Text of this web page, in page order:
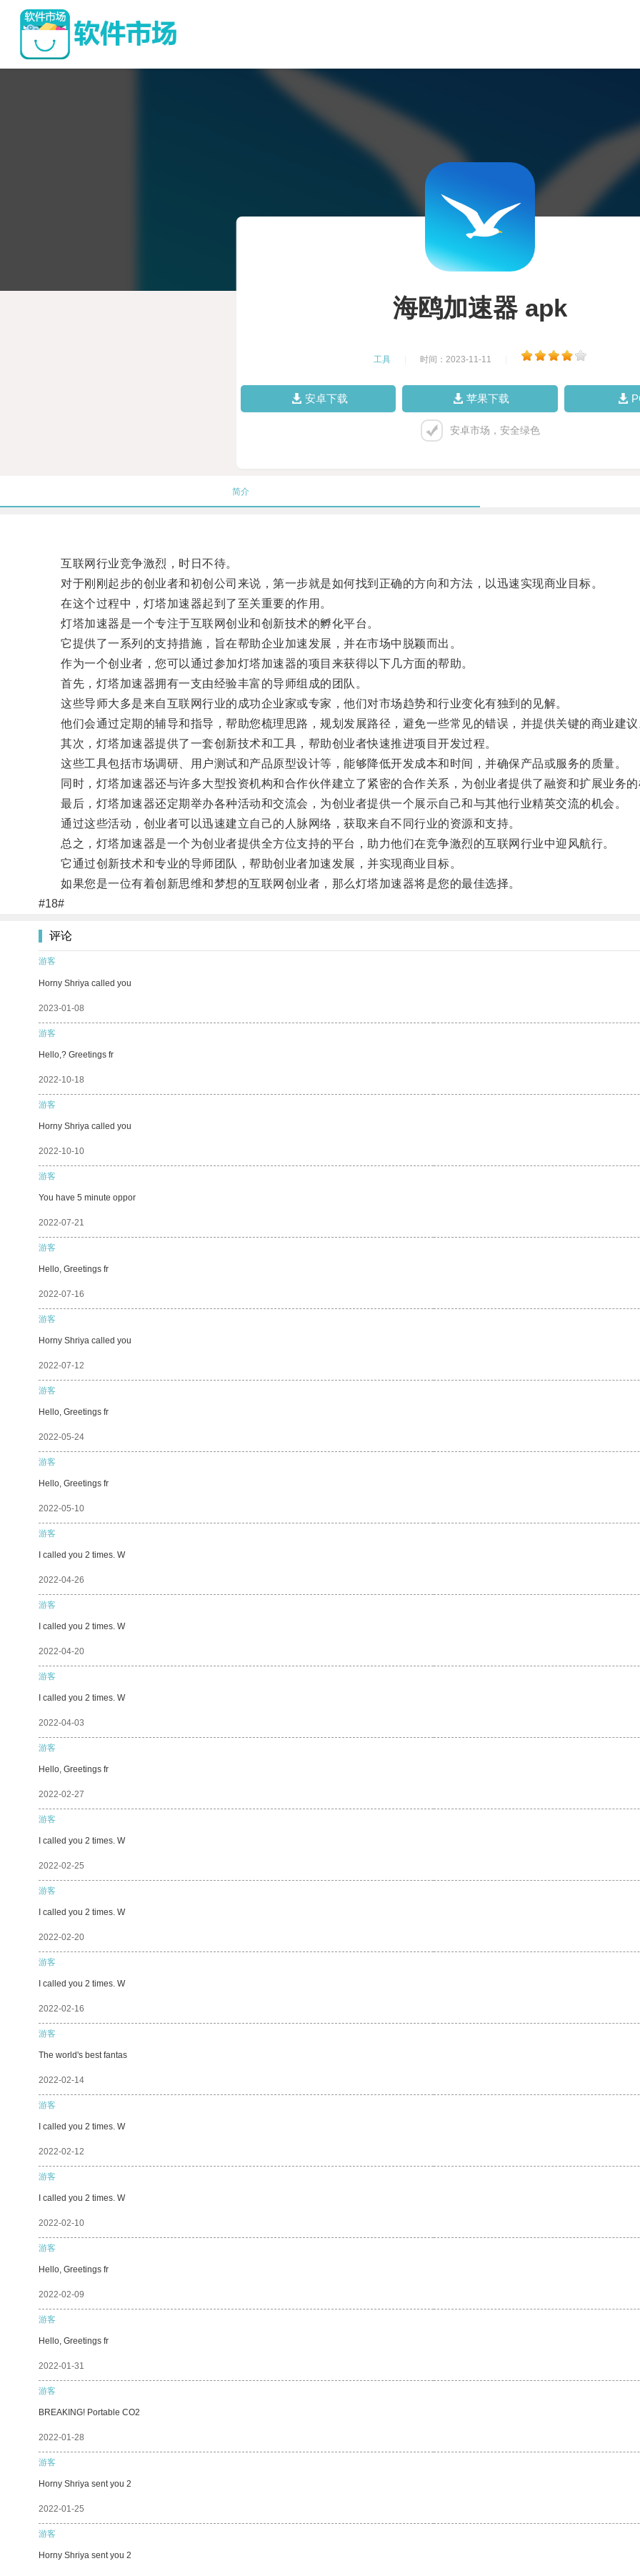
海鸥加速器 apk
工具 时间：2023-11-11
安卓下载 苹果下载
安卓市场，安全绿色
简介
互联网行业竞争激烈，时日不待。
对于刚刚起步的创业者和初创公司来说，第一步就是如何找到正确的方向和方法，以迅速实现商业目标。
在这个过程中，灯塔加速器起到了至关重要的作用。
灯塔加速器是一个专注于互联网创业和创新技术的孵化平台。
它提供了一系列的支持措施，旨在帮助企业加速发展，并在市场中脱颖而出。
作为一个创业者，您可以通过参加灯塔加速器的项目来获得以下几方面的帮助。
首先，灯塔加速器拥有一支由经验丰富的导师组成的团队。
这些导师大多是来自互联网行业的成功企业家或专家，他们对市场趋势和行业变化有独到的见解。
他们会通过定期的辅导和指导，帮助您梳理思路，规划发展路径，避免一些常见的错误，并提供关键的商业建议
其次，灯塔加速器提供了一套创新技术和工具，帮助创业者快速推进项目开发过程。
这些工具包括市场调研、用户测试和产品原型设计等，能够降低开发成本和时间，并确保产品或服务的质量。
同时，灯塔加速器还与许多大型投资机构和合作伙伴建立了紧密的合作关系，为创业者提供了融资和扩展业务的
最后，灯塔加速器还定期举办各种活动和交流会，为创业者提供一个展示自己和与其他行业精英交流的机会。
通过这些活动，创业者可以迅速建立自己的人脉网络，获取来自不同行业的资源和支持。
总之，灯塔加速器是一个为创业者提供全方位支持的平台，助力他们在竞争激烈的互联网行业中迎风航行。
它通过创新技术和专业的导师团队，帮助创业者加速发展，并实现商业目标。
如果您是一位有着创新思维和梦想的互联网创业者，那么灯塔加速器将是您的最佳选择。
#18#
评论
游客
Horny Shriya called you
2023-01-08
游客
Hello,? Greetings fr
2022-10-18
游客
Horny Shriya called you
2022-10-10
游客
You have 5 minute oppor
2022-07-21
游客
Hello, Greetings fr
2022-07-16
游客
Horny Shriya called you
2022-07-12
游客
Hello, Greetings fr
2022-05-24
游客
Hello, Greetings fr
2022-05-10
游客
I called you 2 times. W
2022-04-26
游客
I called you 2 times. W
2022-04-20
游客
I called you 2 times. W
2022-04-03
游客
Hello, Greetings fr
2022-02-27
游客
I called you 2 times. W
2022-02-25
游客
I called you 2 times. W
2022-02-20
游客
I called you 2 times. W
2022-02-16
游客
The world's best fantas
2022-02-14
游客
I called you 2 times. W
2022-02-12
游客
I called you 2 times. W
2022-02-10
游客
Hello, Greetings fr
2022-02-09
游客
Hello, Greetings fr
2022-01-31
游客
BREAKING! Portable CO2
2022-01-28
游客
Horny Shriya sent you 2
2022-01-25
游客
Horny Shriya sent you 2